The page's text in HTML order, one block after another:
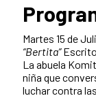
Martes 15 de
“Bertita”
La abuela
niña que
luchar contra